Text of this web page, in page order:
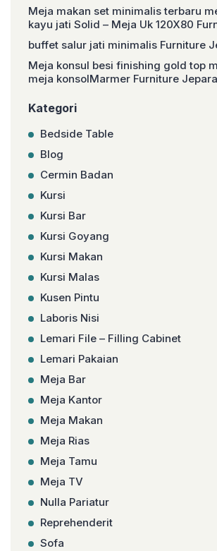
Meja makan set minimalis terbaru
kayu jati Solid – Meja Uk 120X80
buffet salur jati minimalis Furniture
Meja konsul besi finishing gold top
meja konsolMarmer Furniture Jepara
Kategori
Bedside Table
Blog
Cermin Badan
Kursi
Kursi Bar
Kursi Goyang
Kursi Makan
Kursi Malas
Kusen Pintu
Laboris Nisi
Lemari File – Filling Cabinet
Lemari Pakaian
Meja Bar
Meja Kantor
Meja Makan
Meja Rias
Meja Tamu
Meja TV
Nulla Pariatur
Reprehenderit
Sofa